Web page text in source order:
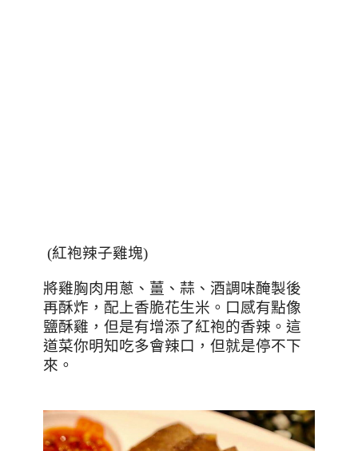
(紅袍辣子雞塊)
將雞胸肉用蔥、薑、蒜、酒調味醃製後
再酥炸，配上香脆花生米。口感有點像
鹽酥雞，但是有增添了紅袍的香辣。這
道菜你明知吃多會辣口，但就是停不下
來。